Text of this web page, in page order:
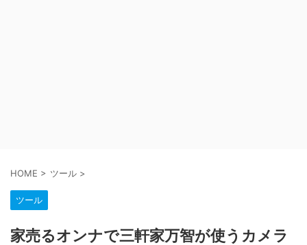
HOME > ツール >
ツール
家売るオンナで三軒家万智が使うカメラ